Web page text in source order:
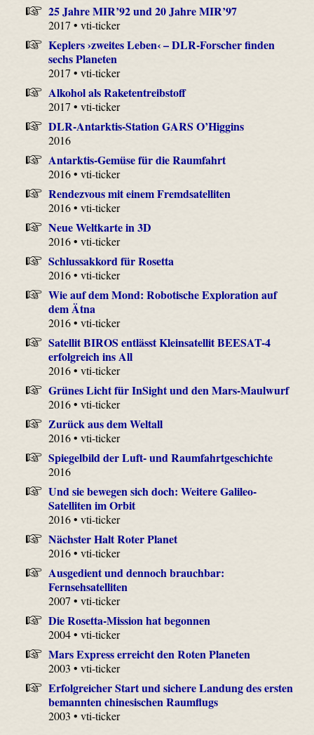
25 Jahre MIR’92 und 20 Jahre MIR’97
2017 • vti-ticker
Keplers ›zweites Leben‹ – DLR-Forscher finden
sechs Planeten
2017 • vti-ticker
Alkohol als Raketentreibstoff
2017 • vti-ticker
DLR-Antarktis-Station GARS O’Higgins
2016
Antarktis-Gemüse für die Raumfahrt
2016 • vti-ticker
Rendezvous mit einem Fremdsatelliten
2016 • vti-ticker
Neue Weltkarte in 3D
2016 • vti-ticker
Schlussakkord für Rosetta
2016 • vti-ticker
Wie auf dem Mond: Robotische Exploration auf
dem Ätna
2016 • vti-ticker
Satellit BIROS entlässt Kleinsatellit BEESAT-4
erfolgreich ins All
2016 • vti-ticker
Grünes Licht für InSight und den Mars-Maulwurf
2016 • vti-ticker
Zurück aus dem Weltall
2016 • vti-ticker
Spiegelbild der Luft- und Raumfahrtgeschichte
2016
Und sie bewegen sich doch: Weitere Galileo-
Satelliten im Orbit
2016 • vti-ticker
Nächster Halt Roter Planet
2016 • vti-ticker
Ausgedient und dennoch brauchbar:
Fernsehsatelliten
2007 • vti-ticker
Die Rosetta-Mission hat begonnen
2004 • vti-ticker
Mars Express erreicht den Roten Planeten
2003 • vti-ticker
Erfolgreicher Start und sichere Landung des ersten
bemannten chinesischen Raumflugs
2003 • vti-ticker